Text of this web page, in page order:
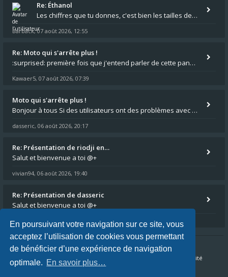
En poursuivant votre navigation sur ce site, vous
acceptez l’utilisation de cookies vous permettant
de bénéficier d’une expérience de navigation
optimale. En savoir plus…
Re: Éthanol
Les chiffres que tu donnes, c'est bien les tailles de gicleur ? Par contre tes "-2 tours" à quoi correspondent t'ils ?
Barback,07 août 2026, 12:55
Re: Moto qui s'arrête plus !
:surprised: première fois que j'entend parler de cette panne ,ta moto aurait été maraboutée? :pretre:
Kawaer5, 07 août 2026, 07:39
Moto qui s'arrête plus !
Bonjour à tous Si des utilisateurs ont des problèmes avec leur moto qui démarre plus, la mienne ne coupe plus :?: - Je
dasseric, 06 août 2026, 20:17
Re: Présentation de riodji en…
Salut et bienvenue a toi @+
vivian94, 06 août 2026, 19:40
Re: Présentation de dasseric
Salut et bienvenue a toi @+
vivian94 ,06 août 2026, 19:40
Accueil du forum FAQ Confidentialité